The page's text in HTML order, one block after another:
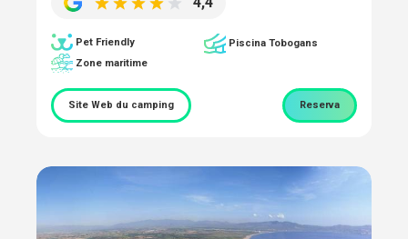
Pet Friendly
Piscina Tobogans
Zone maritime
Site Web du camping Reserva